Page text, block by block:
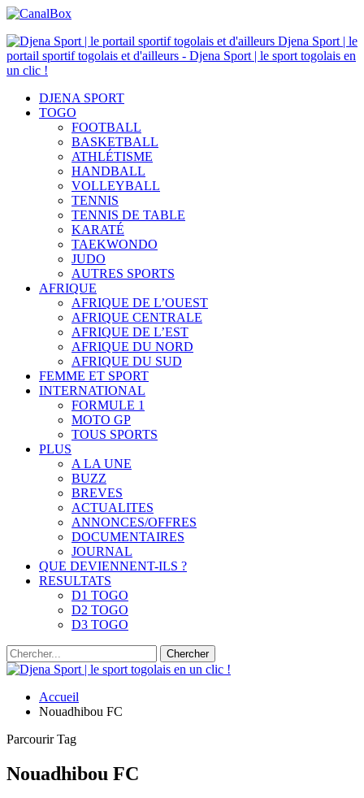
Djena Sport | le
portail sportif togolais et d'ailleurs - Djena Sport | le sport togolais en
un clic !
DJENA SPORT
TOGO
FOOTBALL
BASKETBALL
ATHLÉTISME
HANDBALL
VOLLEYBALL
TENNIS
TENNIS DE TABLE
KARATÉ
TAEKWONDO
JUDO
AUTRES SPORTS
AFRIQUE
AFRIQUE DE L’OUEST
AFRIQUE CENTRALE
AFRIQUE DE L’EST
AFRIQUE DU NORD
AFRIQUE DU SUD
FEMME ET SPORT
INTERNATIONAL
FORMULE 1
MOTO GP
TOUS SPORTS
PLUS
A LA UNE
BUZZ
BREVES
ACTUALITES
ANNONCES/OFFRES
DOCUMENTAIRES
JOURNAL
QUE DEVIENNENT-ILS ?
RESULTATS
D1 TOGO
D2 TOGO
D3 TOGO
Accueil
Nouadhibou FC
Parcourir Tag
Nouadhibou FC